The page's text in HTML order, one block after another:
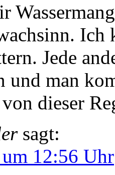
Ich
Jede
und man
dieser
sagt:
12:56 Uhr